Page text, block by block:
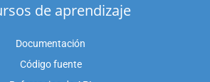
de aprendizaje
Documentación
Código fuente